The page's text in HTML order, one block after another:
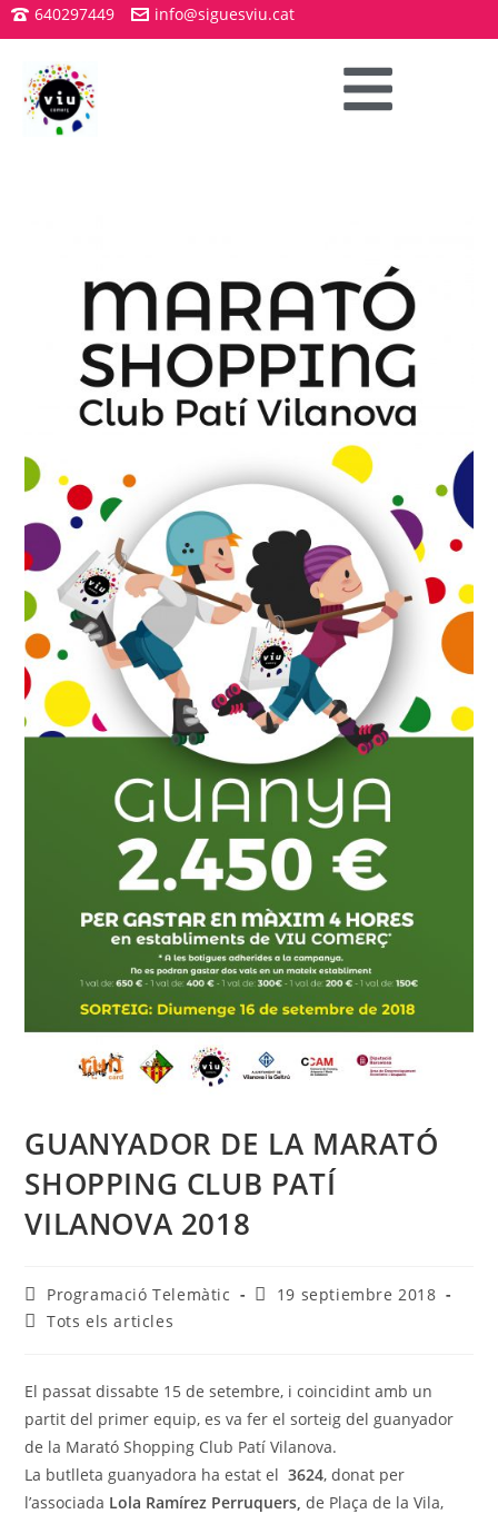
640297449 info@siguesviu.cat
GUANYADOR DE LA MARATÓ
SHOPPING CLUB PATÍ
VILANOVA 2018
Programació Telemàtic
19 septiembre 2018
Tots els articles
El passat dissabte 15 de setembre, i coincidint amb un
partit del primer equip, es va fer el sorteig del guanyador
de la Marató Shopping Club Patí Vilanova.
La butlleta guanyadora ha estat el 3624, donat per
l’associada Lola Ramírez Perruquers, de Plaça de la Vila,